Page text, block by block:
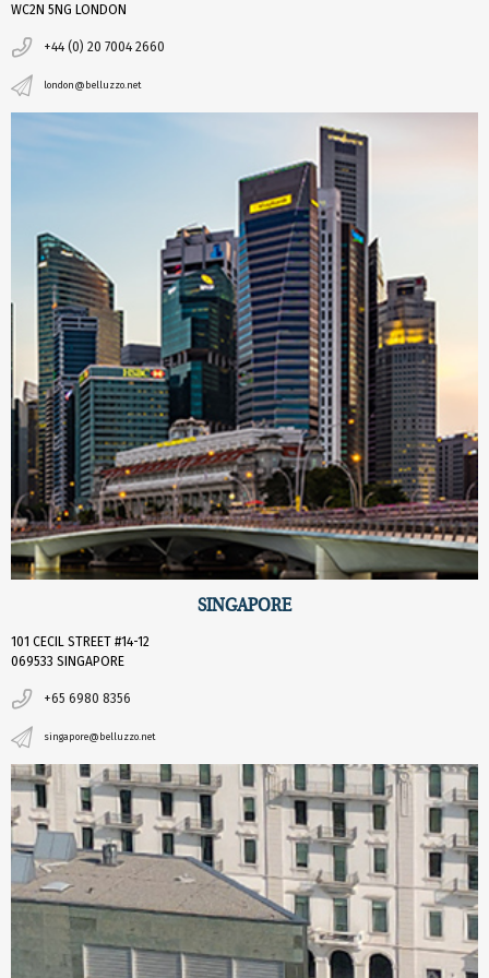
WC2N 5NG LONDON
+44 (0) 20 7004 2660
london@belluzzo.net
SINGAPORE
101 CECIL STREET #14-12
069533 SINGAPORE
+65 6980 8356
singapore@belluzzo.net